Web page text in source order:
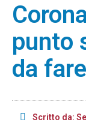
punto
da fare
Scritto da: